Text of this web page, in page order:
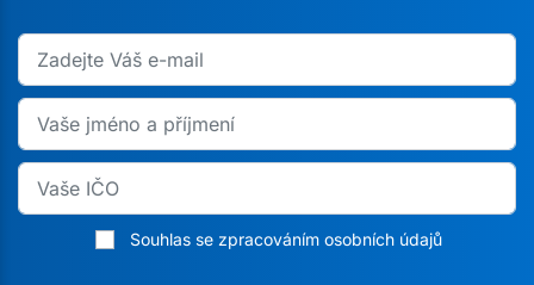
Souhlas se zpracováním osobních údajů